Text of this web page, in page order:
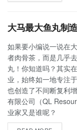
大马最大鱼丸制
如果要小编说一说在
者肉骨茶，而是几乎
丸！你知道吗？其实
业，始终如一地专注
也创造了不间断复利
有限公司（QL
业家又是谁呢？